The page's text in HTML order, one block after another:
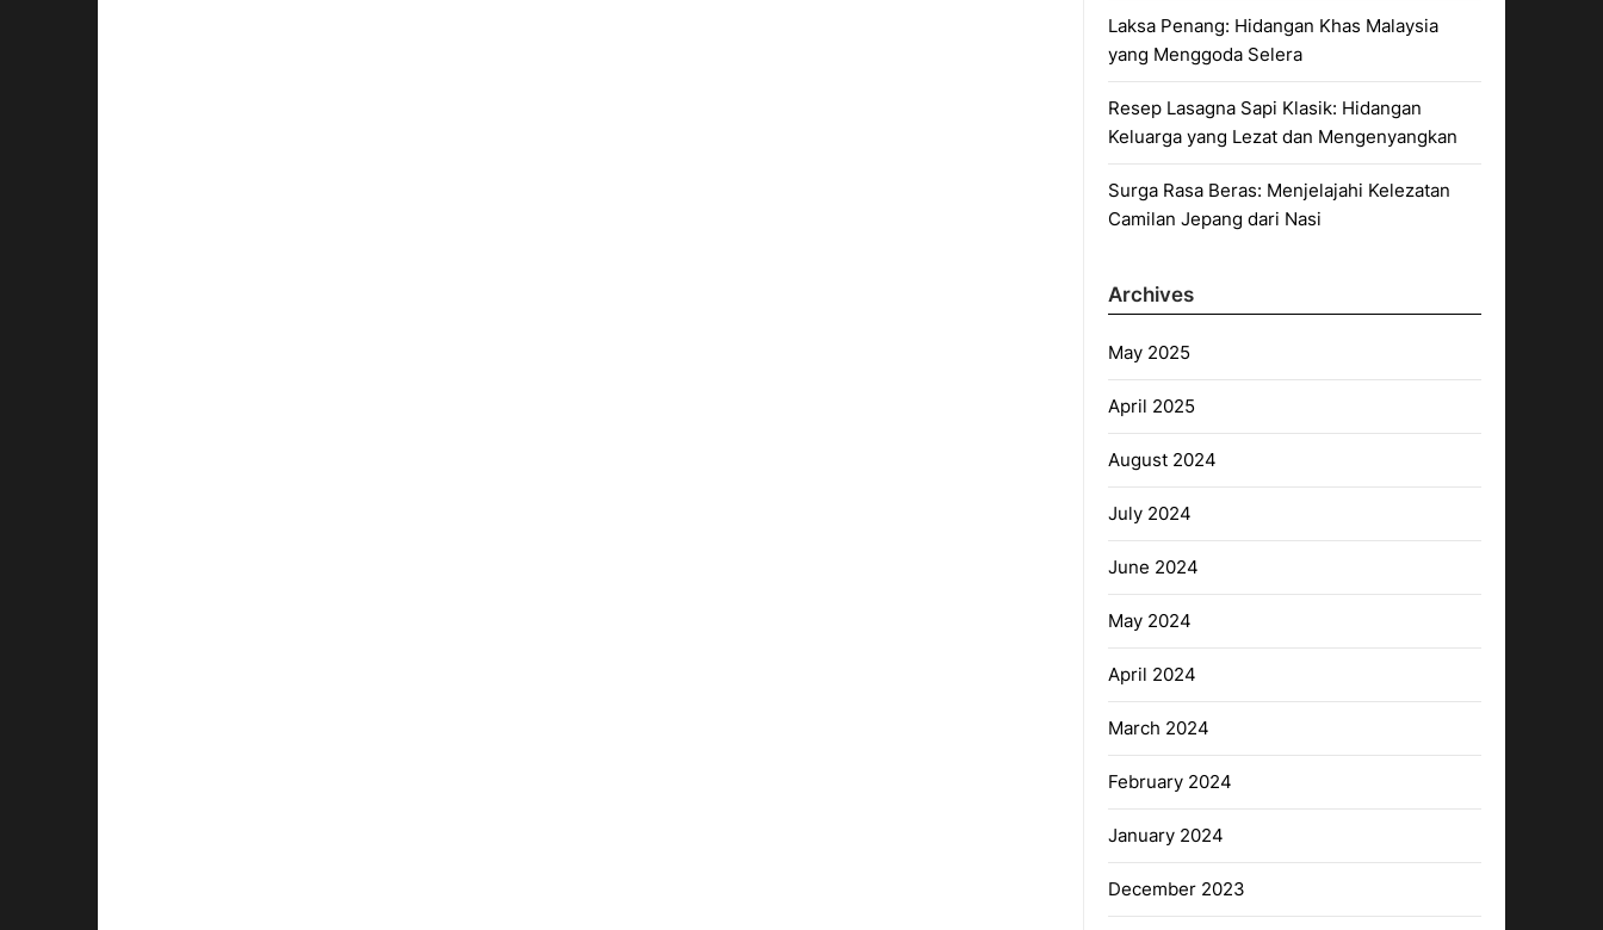
Laksa Penang: Hidangan Khas Malaysia
yang Menggoda Selera
Resep Lasagna Sapi Klasik: Hidangan
Keluarga yang Lezat dan Mengenyangkan
Surga Rasa Beras: Menjelajahi Kelezatan
Camilan Jepang dari Nasi
Archives
May 2025
April 2025
August 2024
July 2024
June 2024
May 2024
April 2024
March 2024
February 2024
January 2024
December 2023